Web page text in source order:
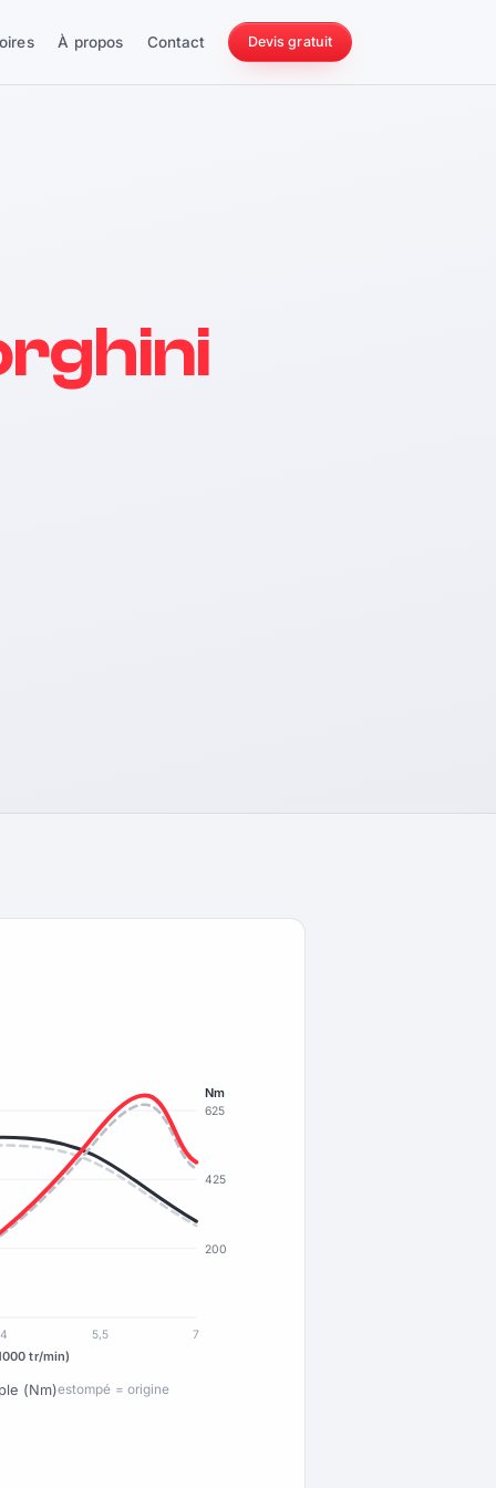
À propos Contact Devis gratuit
200
425
625
Nm
4 5,5 7
tr/min)
(Nm)estompé = origine